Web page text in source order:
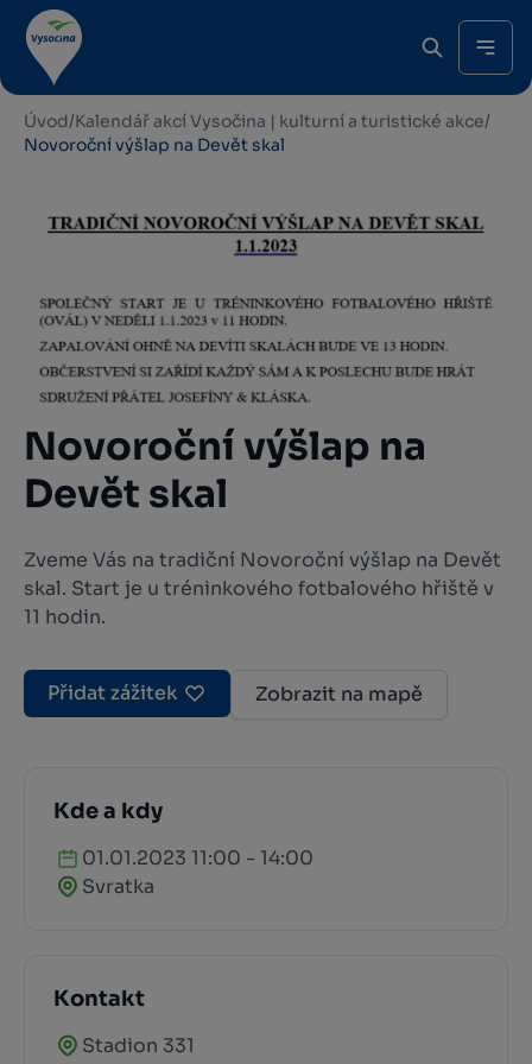
Úvod/Kalendář akcí Vysočina | kulturní a turistické akce/
Novoroční výšlap na Devět skal
Novoroční výšlap na
Devět skal
Zveme Vás na tradiční Novoroční výšlap na Devět
skal. Start je u tréninkového fotbalového hřiště v
11 hodin.
Přidat zážitek Zobrazit na mapě
Kde a kdy
01.01.2023 11:00 - 14:00
Svratka
Kontakt
Stadion 331